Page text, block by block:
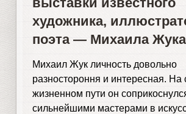
художника,
поэта — Михаила Жука
Михаил Жук личность довольно
разностороння и интересная. На
жизненном пути он
сильнейшими мастерами в